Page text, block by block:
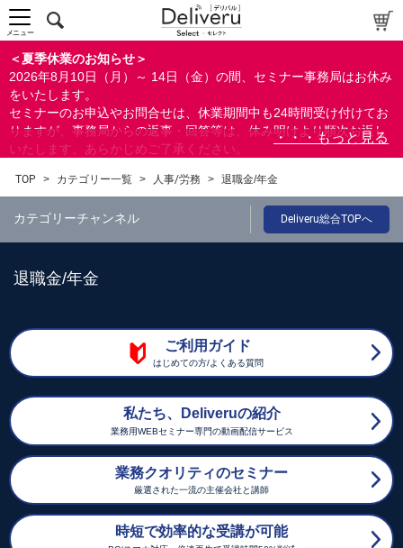
＜夏季休業のお知らせ＞
2026年8月10日（月）～ 14日（金）の間、セミナー事務局はお休み
をいたします。
セミナーのお申込やお問合せは、休業期間中も24時間受け付けてお
りますが、事務局からの返事・回答等は、休み明けより順次お返し
いたします。あらかじめご了承ください。
ができます。
メニュー
TOP > カテゴリー一覧 > 人事/労務 > 退職金/年金
カテゴリーチャンネル Deliveru総合TOPへ
退職金/年金
ご利用ガイド
はじめての方/よくある質問
私たち、Deliveruの紹介
業務用WEBセミナー専門の動画配信サービス
業務クオリティのセミナー
厳選された一流の主催会社と講師
時短で効率的な受講が可能